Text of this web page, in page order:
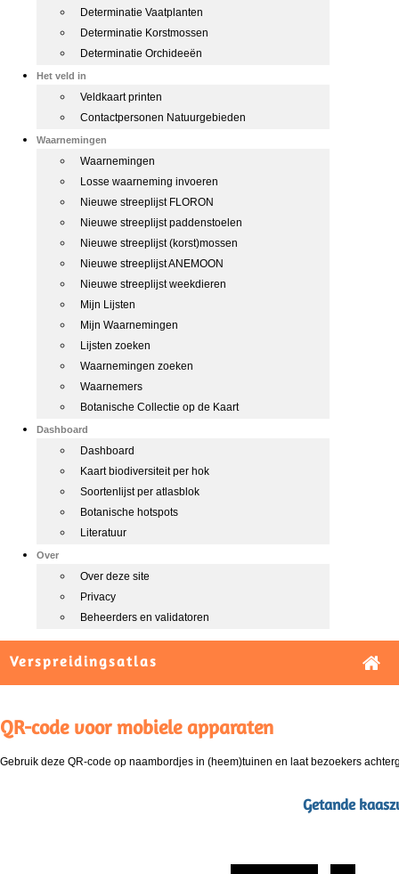
Determinatie Vaatplanten
Determinatie Korstmossen
Determinatie Orchideeën
Het veld in
Veldkaart printen
Contactpersonen Natuurgebieden
Waarnemingen
Waarnemingen
Losse waarneming invoeren
Nieuwe streeplijst FLORON
Nieuwe streeplijst paddenstoelen
Nieuwe streeplijst (korst)mossen
Nieuwe streeplijst ANEMOON
Nieuwe streeplijst weekdieren
Mijn Lijsten
Mijn Waarnemingen
Lijsten zoeken
Waarnemingen zoeken
Waarnemers
Botanische Collectie op de Kaart
Dashboard
Dashboard
Kaart biodiversiteit per hok
Soortenlijst per atlasblok
Botanische hotspots
Literatuur
Over
Over deze site
Privacy
Beheerders en validatoren
Verspreidingsatlas
QR-code voor mobiele apparaten
Gebruik deze QR-code op naambordjes in (heem)tuinen en laat bezoekers
Getande